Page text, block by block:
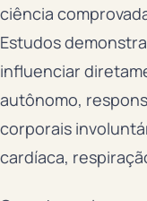
ciência
Estudos
influenciar
autônomo,
corporais
cardíaca,